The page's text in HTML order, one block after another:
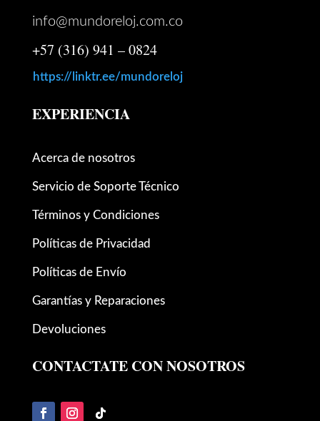
info@mundoreloj.com.co
+57 (316) 941 – 0824
https://linktr.ee/mundoreloj
EXPERIENCIA
Acerca de nosotros
Servicio de Soporte Técnico
Términos y Condiciones
Políticas de Privacidad
Políticas de Envío
Garantías y Reparaciones
Devoluciones
CONTACTATE CON NOSOTROS